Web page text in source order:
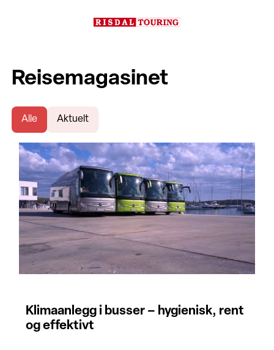
Reisemagasinet
Alle Aktuelt
Klimaanlegg i busser – hygienisk, rent
og effektivt